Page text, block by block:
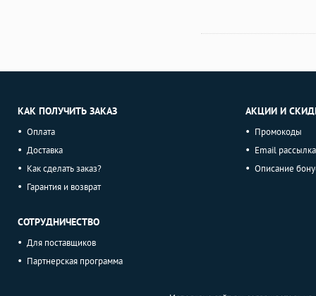
КАК ПОЛУЧИТЬ ЗАКАЗ
Оплата
Доставка
Как сделать заказ?
Гарантия и возврат
СОТРУДНИЧЕСТВО
Для поставщиков
Партнерская программа
АКЦИИ И
Промокоды
Email рассылка
Описание